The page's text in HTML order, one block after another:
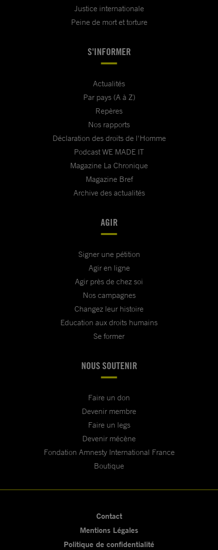
Justice internationale
Peine de mort et torture
S'INFORMER
Actualités
Par pays (A à Z)
Repères
Nos rapports
Déclaration des droits de l'Homme
Podcast WE MADE IT
Magazine La Chronique
Magazine Bref
Archive des actualités
AGIR
Signer une pétition
Agir en ligne
Agir près de chez soi
Nos campagnes
Changez leur histoire
Education aux droits humains
Se former
NOUS SOUTENIR
Faire un don
Devenir membre
Faire un legs
Devenir mécène
Fondation Amnesty International France
Boutique
Contact
Mentions Légales
Politique de confidentialité